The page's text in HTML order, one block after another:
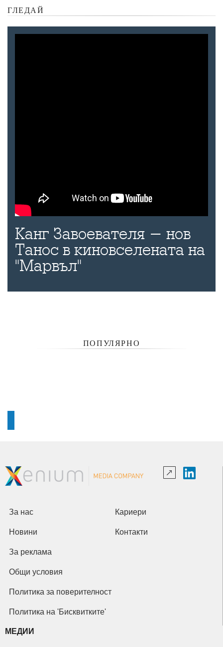
ГЛЕДАЙ
Канг Завоевателя - нов
Танос в киновселената на
"Марвъл"
ПОПУЛЯРНО
За нас Кариери
Новини Контакти
За реклама
Общи условия
Политика за поверителност
Политика на 'Бисквитките'
МЕДИИ